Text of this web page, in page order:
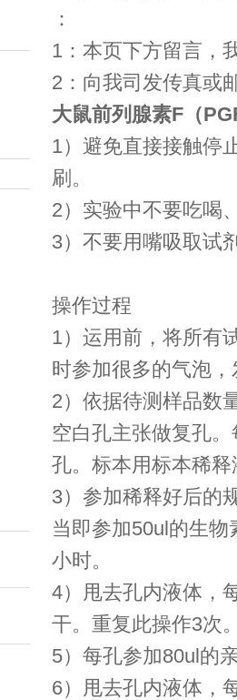
：
1：本页下方留言，
2：向我司发传真或
大鼠前列腺素F（
1）避免直接接触停
刷。
2）实验中不要吃喝
3）不要用嘴吸取试
操作过程
1）运用前，将所有
时参加很多的气泡
2）依据待测样品数
空白孔主张做复孔
孔。标本用标本稀
3）参加稀释好后的
当即参加50ul的生
小时。
4）甩去孔内液体，
干。重复此操作3次
5）每孔参加80ul的
6）甩去孔内液体，